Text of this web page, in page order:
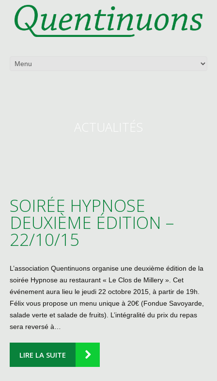
ACTUALITÉS
SOIRÉE HYPNOSE
DEUXIÈME ÉDITION –
22/10/15
L’association Quentinuons organise une deuxième édition de la
soirée Hypnose au restaurant « Le Clos de Millery ». Cet
événement aura lieu le jeudi 22 octobre 2015, à partir de 19h.
Félix vous propose un menu unique à 20€ (Fondue Savoyarde,
salade verte et salade de fruits). L’intégralité du prix du repas
sera reversé à…
LIRE LA SUITE